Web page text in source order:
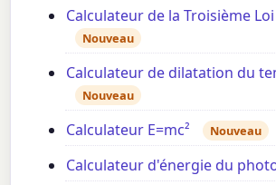
Calculateur de la Troisième
Nouveau
Calculateur de dilatation du
Nouveau
Calculateur E=mc² Nouveau
Calculateur d'énergie du